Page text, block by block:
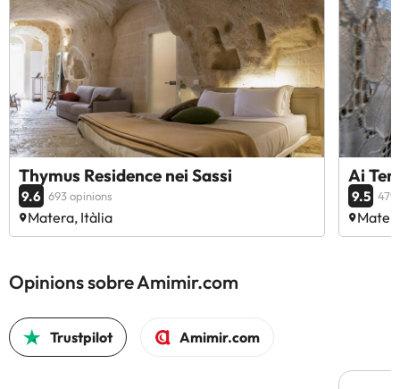
Thymus Residence nei Sassi
9.6 693 opinions
Matera, Itàlia
Ai
9.5 479
Opinions sobre Amimir.com
Trustpilot Amimir.com